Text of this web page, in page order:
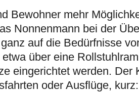
Bewohner mehr
Nonnenmann bei der
auf die Bedürfnisse
über eine
eingerichtet werden. Der
oder Ausflüge,